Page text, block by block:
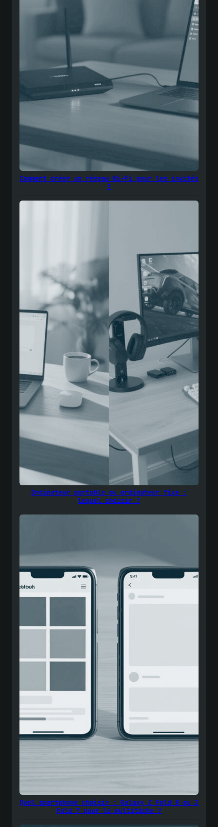
Comment créer un réseau Wi-Fi pour les invités
?
Ordinateur portable ou ordinateur fixe :
lequel choisir ?
Quel smartphone choisir : Galaxy Z Fold 8 ou Z
Fold 7 pour le multitâche ?